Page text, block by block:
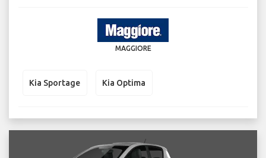
MAGGIORE
Kia Sportage Kia Optima